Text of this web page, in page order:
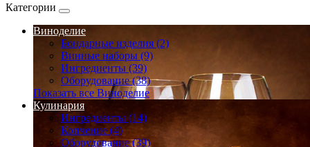
Категории
Виноделие
Бондарные изделия (2)
Винные наборы (9)
Ингредиенты (39)
Оборудование (38)
Показать все Виноделие
Кулинария
Ингредиенты (14)
Копчение (4)
Оборудование (39)